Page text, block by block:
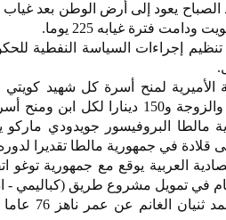
الصباح يعود إلى أرض الوطن بعد
فترة غيابه 225 يوما.
تنظيم إجراءات السياسة النفطية
- رئيس جمهورية مالطا البروفيسور جويدودي
قلادة في جمهورية مالطا تقديرا
الوفيات: